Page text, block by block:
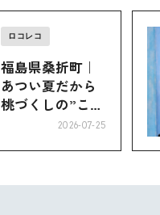
ロコレコ
福島県桑折町｜
あつい夏だから
桃づくしの”こお
2026-07-25